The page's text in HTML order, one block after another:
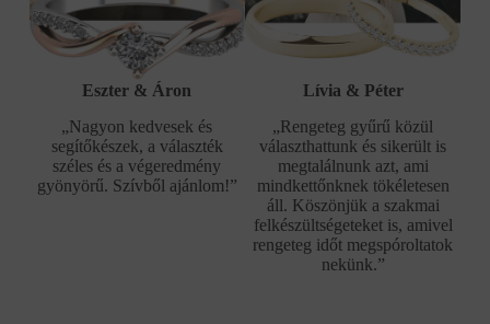
Eszter & Áron
„Nagyon kedvesek és
segítőkészek, a választék
széles és a végeredmény
gyönyörű. Szívből ajánlom!”
Lívia & Péter
„Rengeteg gyűrű közül
választhattunk és sikerült is
megtalálnunk azt, ami
mindkettőnknek tökéletesen
áll. Köszönjük a szakmai
felkészültségeteket is, amivel
rengeteg időt megspóroltatok
nekünk.”